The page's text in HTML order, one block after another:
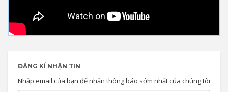
ĐĂNG KÍ NHẬN TIN
Nhập email của bạn để nhận thông báo sớm nhất của chúng tôi